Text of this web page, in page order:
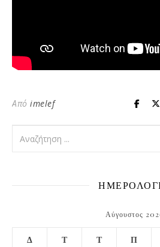
Από imelef
Αύγουστος
Δ Τ Τ Π